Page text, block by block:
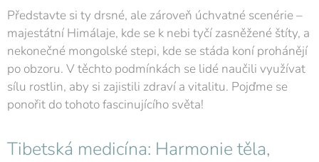
Představte si ty drsné, ale zároveň úchvatné scenérie –
majestátní Himálaje, kde se k nebi tyčí zasněžené štíty, a
nekonečné mongolské stepi, kde se stáda koní prohánějí
po obzoru. V těchto podmínkách se lidé naučili využívat
sílu rostlin, aby si zajistili zdraví a vitalitu. Pojďme se
ponořit do tohoto fascinujícího světa!
Tibetská medicína: Harmonie těla,